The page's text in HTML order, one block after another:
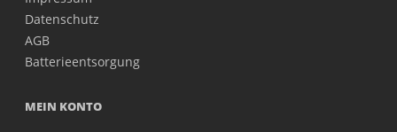
Datenschutz
AGB
Batterieentsorgung
MEIN KONTO